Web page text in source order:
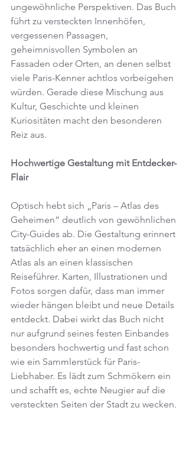
ungewöhnliche Perspektiven. Das Buch
führt zu versteckten Innenhöfen,
vergessenen Passagen,
geheimnisvollen Symbolen an
Fassaden oder Orten, an denen selbst
viele Paris-Kenner achtlos vorbeigehen
würden. Gerade diese Mischung aus
Kultur, Geschichte und kleinen
Kuriositäten macht den besonderen
Reiz aus.
Hochwertige Gestaltung mit Entdecker-
Flair
Optisch hebt sich „Paris – Atlas des
Geheimen“ deutlich von gewöhnlichen
City-Guides ab. Die Gestaltung erinnert
tatsächlich eher an einen modernen
Atlas als an einen klassischen
Reiseführer. Karten, Illustrationen und
Fotos sorgen dafür, dass man immer
wieder hängen bleibt und neue Details
entdeckt. Dabei wirkt das Buch nicht
nur aufgrund seines festen Einbandes
besonders hochwertig und fast schon
wie ein Sammlerstück für Paris-
Liebhaber. Es lädt zum Schmökern ein
und schafft es, echte Neugier auf die
versteckten Seiten der Stadt zu wecken.